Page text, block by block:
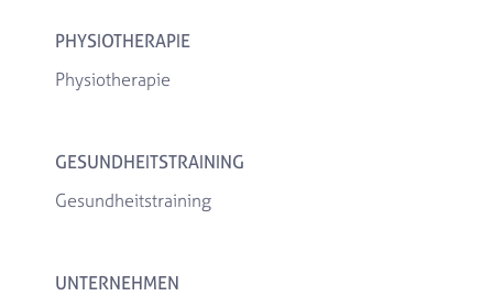
PHYSIOTHERAPIE
Physiotherapie
GESUNDHEITSTRAINING
Gesundheitstraining
UNTERNEHMEN